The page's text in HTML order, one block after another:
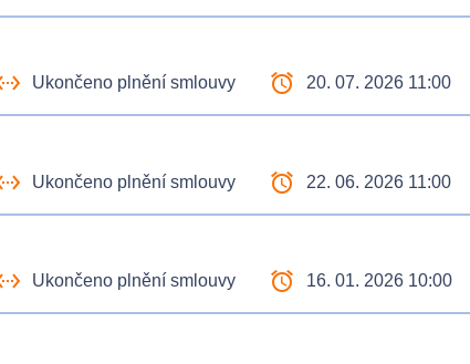
Ukončeno plnění smlouvy access_alarm 20. 07. 2026 11:00
Ukončeno plnění smlouvy access_alarm 22. 06. 2026 11:00
Ukončeno plnění smlouvy access_alarm 16. 01. 2026 10:00